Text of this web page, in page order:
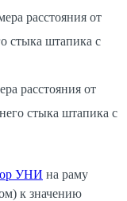
расстояния от
стыка штапика с
расстояния от
стыка штапика с
УНИ на раму
к значению